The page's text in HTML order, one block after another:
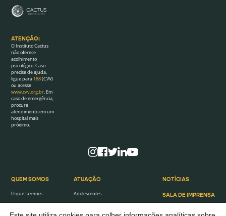
ATENÇÃO:
O Instituto Cactus
não oferece
acolhimento
psicológico. Caso
precise de ajuda,
ligue para 188(CVV)
ou acesse
www.cvv.org.br. Em
caso de emergência,
procure
atendimento em um
hospital mais
próximo.
QUEM SOMOS
O que fazemos
ATUAÇÃO
Adolescentes
NOTÍCIAS
SALA DE IMPRENSA